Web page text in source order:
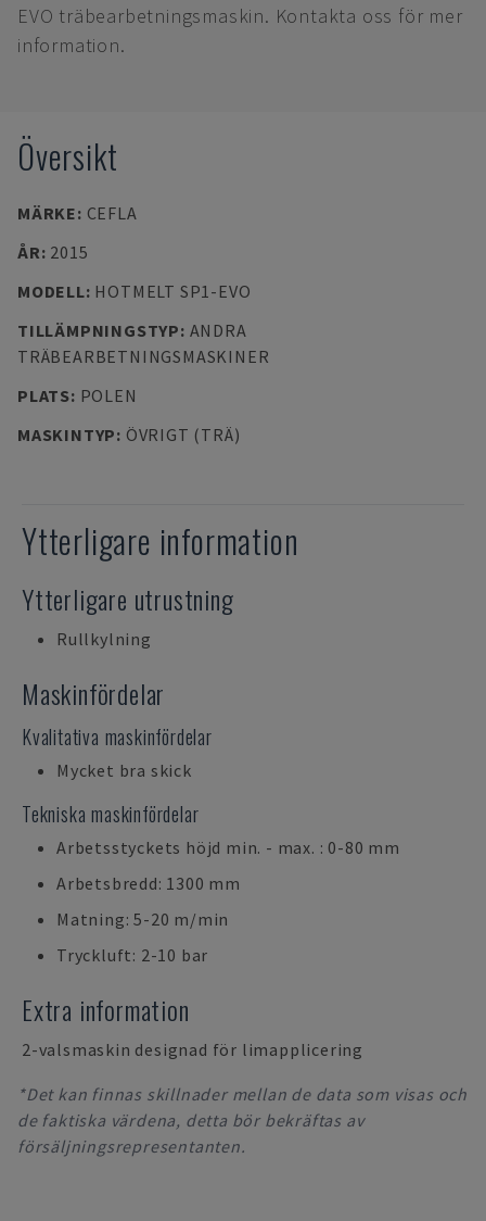
EVO träbearbetningsmaskin. Kontakta oss för mer
information.
Översikt
MÄRKE: CEFLA
ÅR: 2015
MODELL: HOTMELT SP1-EVO
TILLÄMPNINGSTYP: ANDRA
TRÄBEARBETNINGSMASKINER
PLATS: POLEN
MASKINTYP: ÖVRIGT (TRÄ)
Ytterligare information
Ytterligare utrustning
Rullkylning
Maskinfördelar
Kvalitativa maskinfördelar
Mycket bra skick
Tekniska maskinfördelar
Arbetsstyckets höjd min. - max. : 0-80 mm
Arbetsbredd: 1300 mm
Matning: 5-20 m/min
Tryckluft: 2-10 bar
Extra information
2-valsmaskin designad för limapplicering
*Det kan finnas skillnader mellan de data som visas och
de faktiska värdena, detta bör bekräftas av
försäljningsrepresentanten.